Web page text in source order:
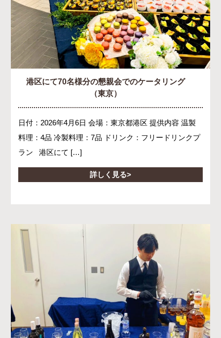
港区にて70名様分の懇親会でのケータリング
（東京）
日付：2026年4月6日 会場：東京都港区 提供内容 温製
料理：4品 冷製料理：7品 ドリンク：フリードリンクプ
ラン 港区にて […]
詳しく見る